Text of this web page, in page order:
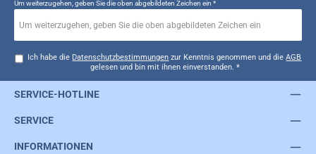
Um weiterzugehen, geben Sie die oben abgebildeten Zeichen ein *
Ich habe die Datenschutzbestimmungen zur Kenntnis genommen und dieAGB
gelesen und bin mit ihnen einverstanden. *
SERVICE-HOTLINE
SERVICE
INFORMATIONEN